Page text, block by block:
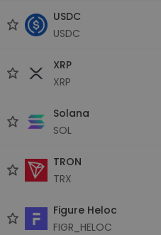
USDC
USDC
XRP
XRP
Solana
SOL
TRON
TRX
Figure Heloc
FIGR_HELOC